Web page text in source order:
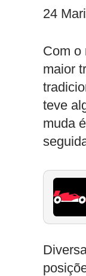
24
Com o
maior
teve
muda